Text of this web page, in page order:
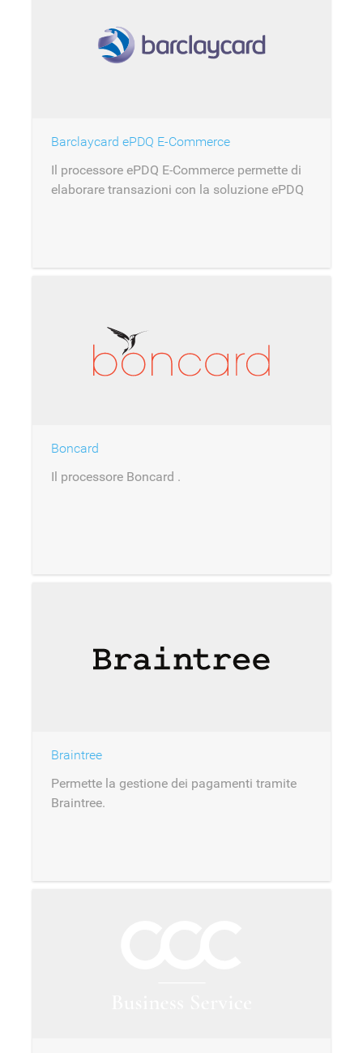
Barclaycard ePDQ E-Commerce
Il processore ePDQ E-Commerce permette di
elaborare transazioni con la soluzione ePDQ
Boncard
Il processore Boncard .
Braintree
Permette la gestione dei pagamenti tramite
Braintree.